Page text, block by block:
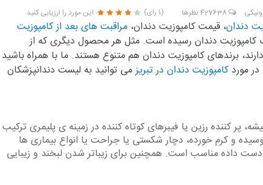
427638 نظرها این مورد را ارزیابی کنید (1 رای)
دندان، قیمت کامپوزیت دندان، مراقبت های بعد از کامپوزیت
دندان رسیده است. مثل هر محصول دیگری که از
برندهای کامپوزیت دندان هم متنوع هستند. ما با همراه باشید
موردکامپوزیت دندان در تبریزمی توانید به لیست دندانپزشکان
پر کننده رزین یا فیبرهای کوتاه کننده در زمینه ی پلیمری ترکیب
و کرم خورده، دچار شکستی یا جراحت یا انواع بیماری ها
داده مناسب است. همچنین برای زیباتر شدن لبخند و زیبایی